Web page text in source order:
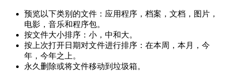
预览以下类别的文件：应用程序，档案，文档，图片，
电影，音乐和程序包。
按文件大小排序：小，中和大。
按上次打开日期对文件进行排序：在本周，本月，今
年，今年之上。
永久删除或将文件移动到垃圾箱。